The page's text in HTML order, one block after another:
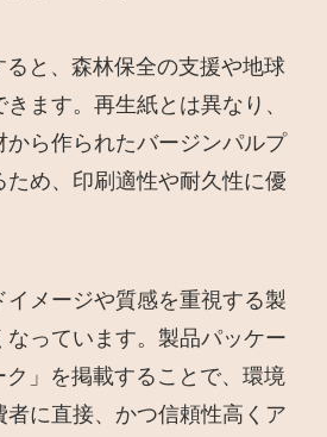
と、森林保全の支援や地球
ます。再生紙とは異なり、
から作られたバージンパルプ
め、印刷適性や耐久性に優
メージや質感を重視する製
っています。製品パッケー
ク」を掲載することで、環境
に直接、かつ信頼性高くア